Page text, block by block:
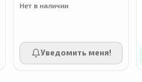
Нет в наличии
Уведомить меня!